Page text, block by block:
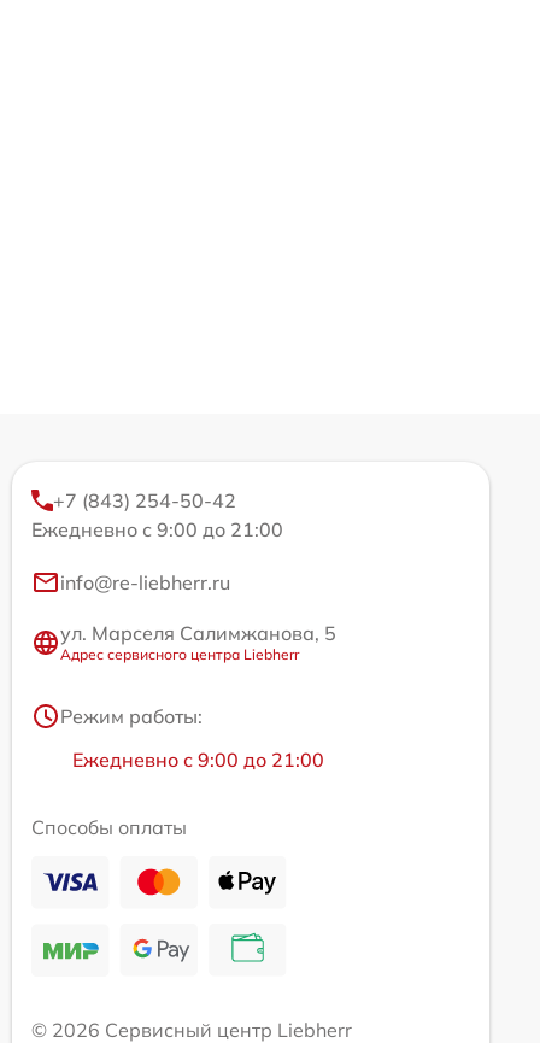
+7 (843) 254-50-42
Ежедневно с 9:00 до 21:00
info@re-liebherr.ru
ул. Марселя Салимжанова, 5
Адрес сервисного центра Liebherr
Режим работы:
Ежедневно с 9:00 до 21:00
Способы оплаты
© 2026 Сервисный центр Liebherr